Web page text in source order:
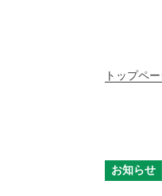
トップペ
お知らせ